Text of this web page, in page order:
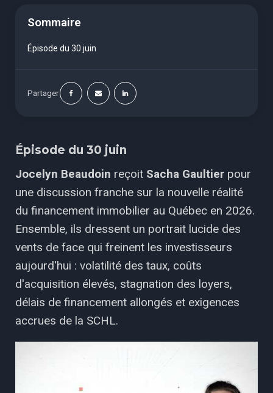
Sommaire
Épisode du 30 juin
Partager
Épisode du 30 juin
Jocelyn Beaudoin reçoit Sacha Gaultier pour
une discussion franche sur la nouvelle réalité
du financement immobilier au Québec en 2026.
Ensemble, ils dressent un portrait lucide des
vents de face qui freinent les investisseurs
aujourd'hui : volatilité des taux, coûts
d'acquisition élevés, stagnation des loyers,
délais de financement allongés et exigences
accrues de la SCHL.